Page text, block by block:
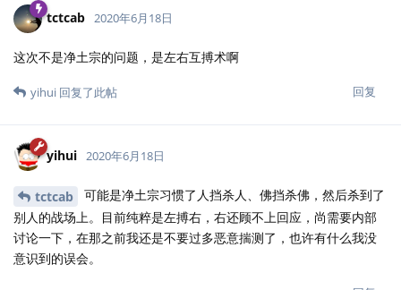
tctcab 2020年6月18日
这次不是净土宗的问题，是左右互搏术啊
回复
yihui 回复了此帖
yihui 2020年6月18日
tctcab
可能是净土宗习惯了人挡杀人、佛挡杀佛，然后杀到了
别人的战场上。目前纯粹是左搏右，右还顾不上回应，尚需要内部
讨论一下，在那之前我还是不要过多恶意揣测了，也许有什么我没
意识到的误会。